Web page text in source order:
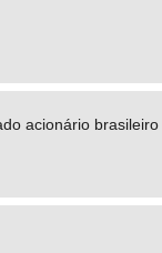
acionário